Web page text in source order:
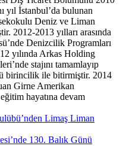
yıl İstanbul’da bulunan
Deniz ve Liman
2012-2013 yılları arasında
Denizcilik Programları
yılında Arkas Holding
stajını tamamlayıp
birincilik ile bitirmiştir. 2014
Girne Amerikan
hayatına devam
Limaş Liman
130. Balık Günü